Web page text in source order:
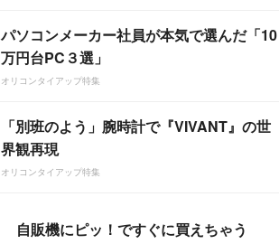
パソコンメーカー社員が本気で選んだ「10
万円台PC３選」
オリコンタイアップ特集
「別班のよう」腕時計で『VIVANT』の世
界観再現
オリコンタイアップ特集
自販機にピッ！ですぐに買えちゃう